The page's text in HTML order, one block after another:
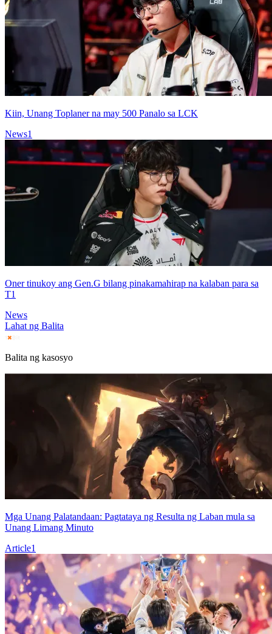
Kiin, Unang Toplaner na may 500 Panalo sa LCK
News1
Oner tinukoy ang Gen.G bilang pinakamahirap na kalaban para sa
T1
News
Lahat ng Balita
Balita ng kasosyo
Mga Unang Palatandaan: Pagtataya ng Resulta ng Laban mula sa
Unang Limang Minuto
Article1